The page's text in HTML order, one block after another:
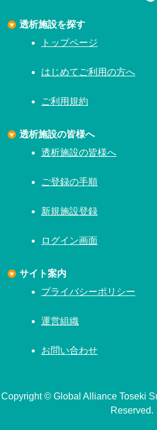
透析施設を探す
トップページ
はじめてご利用の方へ
ご利用規約
透析施設の皆様へ
透析施設の皆様へ
ご登録の手順
新規施設登録
ログイン画面
サイト案内
プライバシーポリシー
運営組織
お問い合わせ
Copyright © Global Alliance Toseki
Reserved.